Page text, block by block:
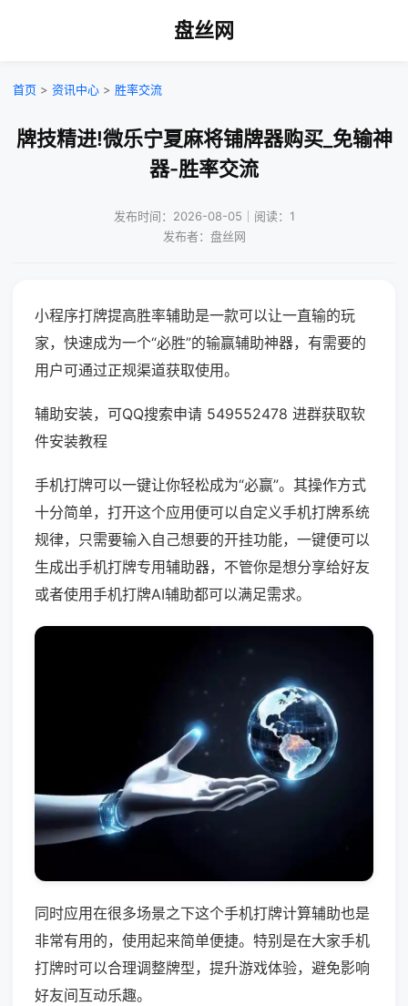
盘丝网
首页 > 资讯中心 > 胜率交流
牌技精进!微乐宁夏麻将铺牌器购买_免输神
器-胜率交流
发布时间：2026-08-05｜阅读：1
发布者：盘丝网
小程序打牌提高胜率辅助是一款可以让一直输的玩
家，快速成为一个“必胜”的输赢辅助神器，有需要的
用户可通过正规渠道获取使用。
辅助安装，可QQ搜索申请 549552478 进群获取软
件安装教程
手机打牌可以一键让你轻松成为“必赢”。其操作方式
十分简单，打开这个应用便可以自定义手机打牌系统
规律，只需要输入自己想要的开挂功能，一键便可以
生成出手机打牌专用辅助器，不管你是想分享给好友
或者使用手机打牌AI辅助都可以满足需求。
同时应用在很多场景之下这个手机打牌计算辅助也是
非常有用的，使用起来简单便捷。特别是在大家手机
打牌时可以合理调整牌型，提升游戏体验，避免影响
好友间互动乐趣。